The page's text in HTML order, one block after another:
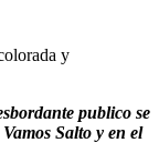
publico se
Salto y en el